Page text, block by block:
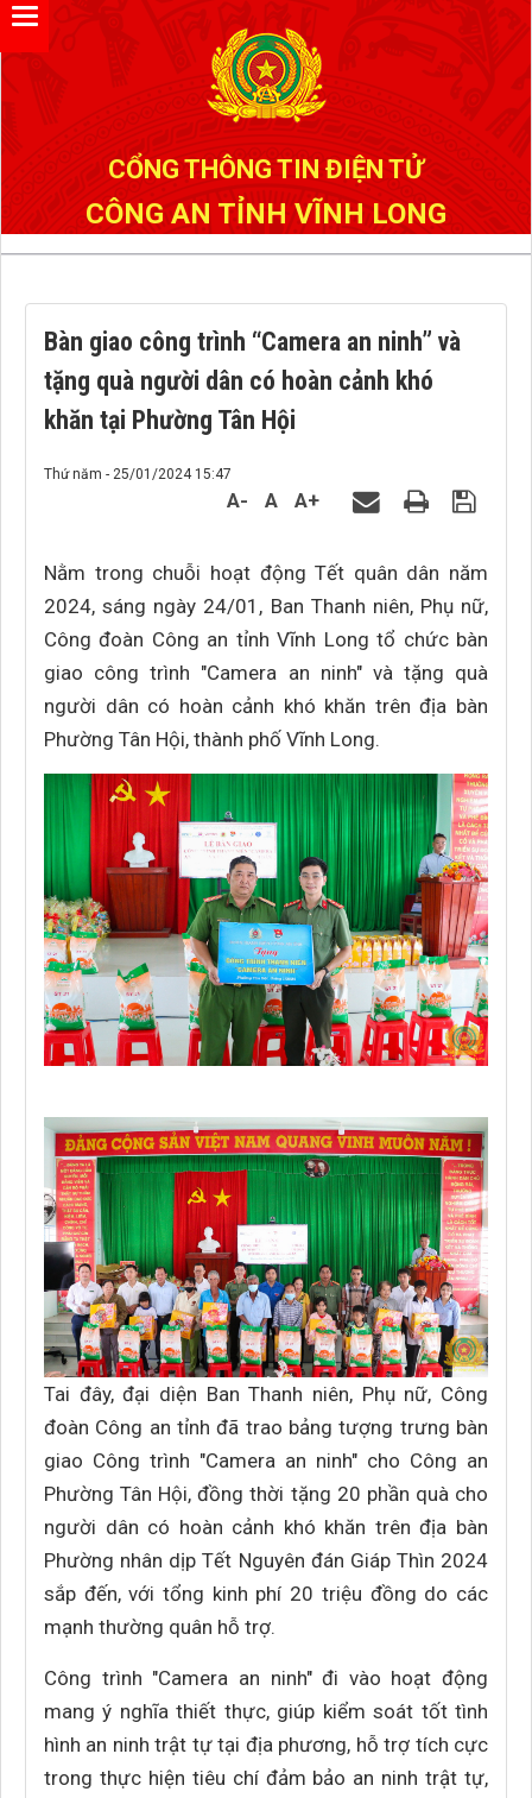
CỔNG THÔNG TIN ĐIỆN TỬ
CÔNG AN TỈNH VĨNH LONG
Bàn giao công trình “Camera an ninh” và
tặng quà người dân có hoàn cảnh khó
khăn tại Phường Tân Hội
Thứ năm - 25/01/2024 15:47
A- A A+
Nằm trong chuỗi hoạt động Tết quân dân năm
2024, sáng ngày 24/01, Ban Thanh niên, Phụ nữ,
Công đoàn Công an tỉnh Vĩnh Long tổ chức bàn
giao công trình "Camera an ninh" và tặng quà
người dân có hoàn cảnh khó khăn trên địa bàn
Phường Tân Hội, thành phố Vĩnh Long.
Tai đây, đại diện Ban Thanh niên, Phụ nữ, Công
đoàn Công an tỉnh đã trao bảng tượng trưng bàn
giao Công trình "Camera an ninh" cho Công an
Phường Tân Hội, đồng thời tặng 20 phần quà cho
người dân có hoàn cảnh khó khăn trên địa bàn
Phường nhân dịp Tết Nguyên đán Giáp Thìn 2024
sắp đến, với tổng kinh phí 20 triệu đồng do các
mạnh thường quân hỗ trợ.
Công trình "Camera an ninh" đi vào hoạt động
mang ý nghĩa thiết thực, giúp kiểm soát tốt tình
hình an ninh trật tự tại địa phương, hỗ trợ tích cực
trong thực hiện tiêu chí đảm bảo an ninh trật tự,